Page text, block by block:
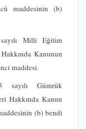
maddesinin (b)
Milli Eğitim
Kanunun
maddesi.
Gümrük
Hakkında Kanun
(b) bendi